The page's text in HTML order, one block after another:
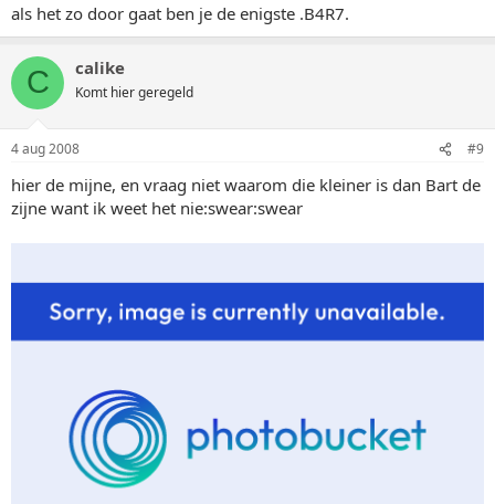
als het zo door gaat ben je de enigste .B4R7.
C calike
Komt hier geregeld
4 aug 2008 #9
hier de mijne, en vraag niet waarom die kleiner is dan Bart de
zijne want ik weet het nie:swear:swear